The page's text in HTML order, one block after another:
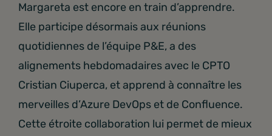
Margareta est encore en train d’apprendre.
Elle participe désormais aux réunions
quotidiennes de l’équipe P&E, a des
alignements hebdomadaires avec le CPTO
Cristian Ciuperca, et apprend à connaître les
merveilles d’Azure DevOps et de Confluence.
Cette étroite collaboration lui permet de mieux